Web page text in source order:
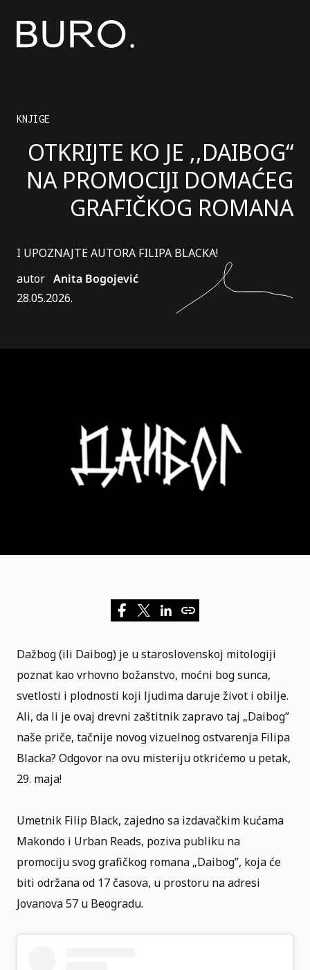
KNJIGE
OTKRIJTE KO JE ,,DAIBOG“
NA PROMOCIJI DOMAĆEG
GRAFIČKOG ROMANA
I UPOZNAJTE AUTORA FILIPA BLACKA!
autor Anita Bogojević
28.05.2026.
Dažbog (ili Daibog) je u staroslovenskoj mitologiji
poznat kao vrhovno božanstvo, moćni bog sunca,
svetlosti i plodnosti koji ljudima daruje život i obilje.
Ali, da li je ovaj drevni zaštitnik zapravo taj „Daibog”
naše priče, tačnije novog vizuelnog ostvarenja Filipa
Blacka? Odgovor na ovu misteriju otkrićemo u petak,
29. maja!
Umetnik Filip Black, zajedno sa izdavačkim kućama
Makondo i Urban Reads, poziva publiku na
promociju svog grafičkog romana „Daibog”, koja će
biti održana od 17 časova, u prostoru na adresi
Jovanova 57 u Beogradu.